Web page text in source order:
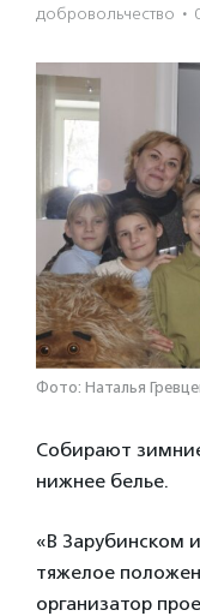
доброволь­чест­во ·
Фото: Наталья
Собирают
нижнее белье.
«В Зарубинском
тяжелое
организатор